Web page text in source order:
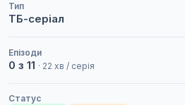
Тип
ТБ-серіал
Епізоди
0 з 11 · 22 хв / серія
Статус